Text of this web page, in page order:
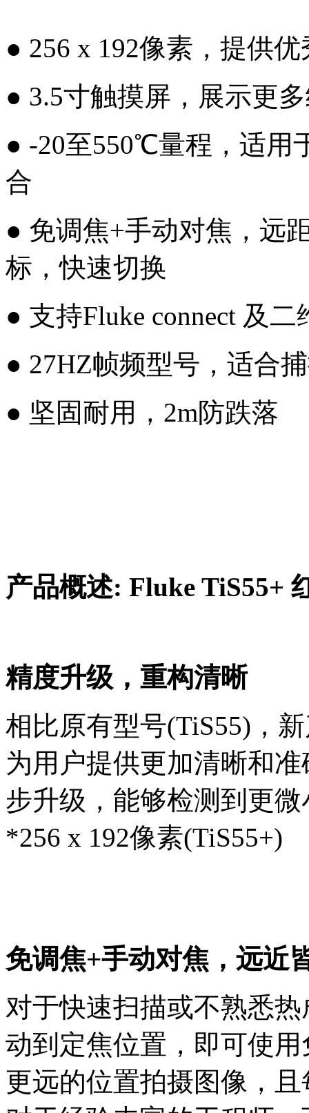
● 256 x 192像素，提供
● 3.5寸触摸屏，展示更
● -20至550℃量程，适用
合
● 免调焦+手动对焦，远
标，快速切换
● 支持Fluke connect 及
● 27HZ帧频型号，适合
● 坚固耐用，2m防跌落
产品概述: Fluke TiS55+
精度升级，重构清晰
相比原有型号(TiS55)，
为用户提供更加清晰和
步升级，能够检测到更
*256 x 192像素(TiS55+)
免调焦+手动对焦，远近
对于快速扫描或不熟悉
动到定焦位置，即可使
更远的位置拍摄图像，